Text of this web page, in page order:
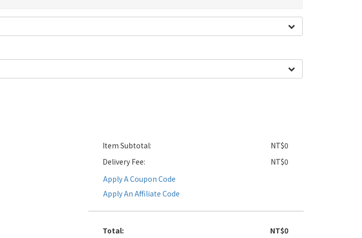
Item Subtotal:
NT$0
Delivery Fee:
NT$0
Apply A Coupon Code
Apply An Affiliate Code
Total: NT$0